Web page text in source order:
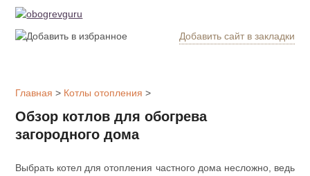
Добавить сайт в закладки
Котлы
отопления
Главная > Котлы отопления >
Обзор котлов для обогрева
загородного дома
Выбрать котел для отопления частного дома несложно, ведь